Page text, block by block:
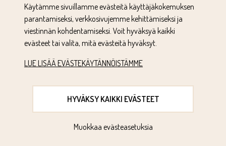
Käytämme sivuillamme evästeitä käyttäjäkokemuksen
parantamiseksi, verkkosivujemme kehittämiseksi ja
viestinnän kohdentamiseksi. Voit hyväksyä kaikki
evästeet tai valita, mitä evästeitä hyväksyt.
LUE LISÄÄ EVÄSTEKÄYTÄNNÖISTÄMME
HYVÄKSY KAIKKI EVÄSTEET
Muokkaa evästeasetuksia
010 281 4114
myynti@raitatuote.fi
03101 Nummela
TIETOSUOJA-ASETUKSESI